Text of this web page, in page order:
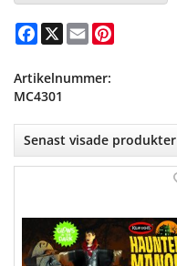
Facebook
X Email
Artikelnummer:
MC4301
Senast visade produkter